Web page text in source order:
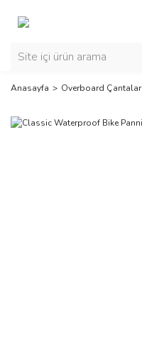
Anasayfa Overboard Çantalar